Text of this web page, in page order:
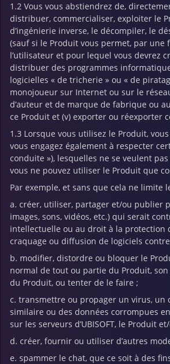
1.2 Vous vous abstiendrez de,
distribuer, commercialiser, exploiter le
d’ingénierie inverse, le décompiler, le
(sauf si le Produit vous permet, par
l’utilisateur et pour lequel vous devrez
distribuer des programmes
logicielles « de tricherie » ou « de
monojoueur sur Internet ou sur le
d’auteur et de marque de fabrique ou
ce Produit et (v) exporter ou réexporter
1.3 Lorsque vous utilisez le Produit,
vous engagez également à respecter
conduite »), lesquelles ne se veulent
vous ne pouvez utiliser le Produit que
Par exemple, et sans que cela ne limite
a. créer, utiliser, partager et/ou publier
images, sons, vidéos, etc.) qui serait
intellectuelle ou au droit à la protection
craquage ou diffusion de logiciels
b. modifier, distordre ou bloquer le
normal de tout ou partie du Produit,
du Produit, ou tenter de le faire ;
c. transmettre ou propager un virus, un
similaire ou des données corrompues
sur les serveurs d’UBISOFT, le Produit
d. créer, fournir ou utiliser d’autres
e. spammer le chat, que ce soit à des